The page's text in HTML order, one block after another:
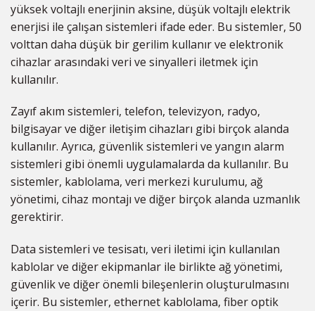
yüksek voltajlı enerjinin aksine, düşük voltajlı elektrik
enerjisi ile çalışan sistemleri ifade eder. Bu sistemler, 50
volttan daha düşük bir gerilim kullanır ve elektronik
cihazlar arasındaki veri ve sinyalleri iletmek için
kullanılır.
Zayıf akım sistemleri, telefon, televizyon, radyo,
bilgisayar ve diğer iletişim cihazları gibi birçok alanda
kullanılır. Ayrıca, güvenlik sistemleri ve yangın alarm
sistemleri gibi önemli uygulamalarda da kullanılır. Bu
sistemler, kablolama, veri merkezi kurulumu, ağ
yönetimi, cihaz montajı ve diğer birçok alanda uzmanlık
gerektirir.
Data sistemleri ve tesisatı, veri iletimi için kullanılan
kablolar ve diğer ekipmanlar ile birlikte ağ yönetimi,
güvenlik ve diğer önemli bileşenlerin oluşturulmasını
içerir. Bu sistemler, ethernet kablolama, fiber optik